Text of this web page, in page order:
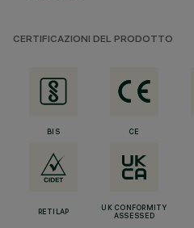
CERTIFICAZIONI DEL PRODOTTO
BIS CE
RETILAP
UK CONFORMITY
ASSESSED